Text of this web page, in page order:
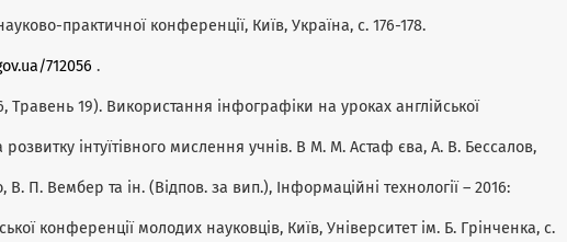
практичної конференції, Київ, Україна, с. 176-178.
712056 .
Травень 19). Використання інфографіки на уроках англійської
інтуїтівного мислення учнів. В М. М. Астаф єва, А. В. Бессалов,
П. Вембер та ін. (Відпов. за вип.), Інформаційні технології – 2016:
конференції молодих науковців, Київ, Університет ім. Б. Грінченка, с.